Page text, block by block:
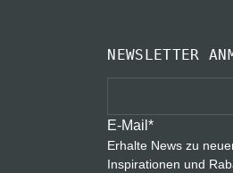
NEWSLETTER
E-Mail*
Erhalte News zu
Inspirationen und